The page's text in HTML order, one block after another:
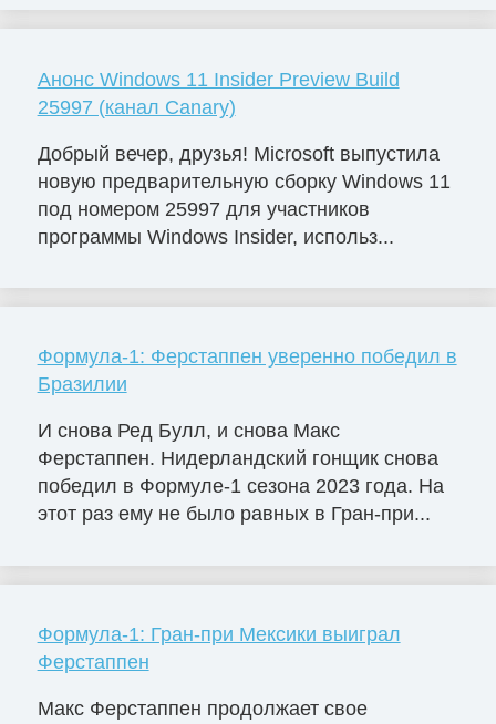
Анонс Windows 11 Insider Preview Build
25997 (канал Canary)
Добрый вечер, друзья! Microsoft выпустила
новую предварительную сборку Windows 11
под номером 25997 для участников
программы Windows Insider, использ...
Формула-1: Ферстаппен уверенно победил в
Бразилии
И снова Ред Булл, и снова Макс
Ферстаппен. Нидерландский гонщик снова
победил в Формуле-1 сезона 2023 года. На
этот раз ему не было равных в Гран-при...
Формула-1: Гран-при Мексики выиграл
Ферстаппен
Макс Ферстаппен продолжает свое